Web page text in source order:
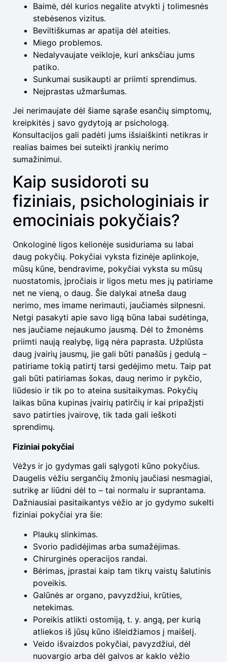
Baimė, dėl kurios negalite atvykti į tolimesnės
stebėsenos vizitus.
Beviltiškumas ar apatija dėl ateities.
Miego problemos.
Nedalyvaujate veikloje, kuri anksčiau jums
patiko.
Sunkumai susikaupti ar priimti sprendimus.
Neįprastas užmaršumas.
Jei nerimaujate dėl šiame sąraše esančių simptomų,
kreipkitės į savo gydytoją ar psichologą.
Konsultacijos gali padėti jums išsiaiškinti netikras ir
realias baimes bei suteikti įrankių nerimo
sumažinimui.
Kaip susidoroti su
fiziniais, psichologiniais ir
emociniais pokyčiais?
Onkologinė ligos kelionėje susiduriama su labai
daug pokyčių. Pokyčiai vyksta fizinėje aplinkoje,
mūsų kūne, bendravime, pokyčiai vyksta su mūsų
nuostatomis, įpročiais ir ligos metu mes jų patiriame
net ne vieną, o daug. Šie dalykai atneša daug
nerimo, mes imame nerimauti, jaučiamės silpnesni.
Netgi pasakyti apie savo ligą būna labai sudėtinga,
nes jaučiame nejaukumo jausmą. Dėl to žmonėms
priimti naują realybę, ligą nėra paprasta. Užplūsta
daug įvairių jausmų, jie gali būti panašūs į gedulą –
patiriame tokią patirtį tarsi gedėjimo metu. Taip pat
gali būti patiriamas šokas, daug nerimo ir pykčio,
liūdesio ir tik po to ateina susitaikymas. Pokyčių
laikas būna kupinas įvairių patirčių ir kai pripažįsti
savo patirties įvairovę, tik tada gali ieškoti
sprendimų.
Fiziniai pokyčiai
Vėžys ir jo gydymas gali sąlygoti kūno pokyčius.
Daugelis vėžiu sergančių žmonių jaučiasi nesmagiai,
sutrikę ar liūdni dėl to – tai normalu ir suprantama.
Dažniausiai pasitaikantys vėžio ar jo gydymo sukelti
fiziniai pokyčiai yra šie:
Plaukų slinkimas.
Svorio padidėjimas arba sumažėjimas.
Chirurginės operacijos randai.
Bėrimas, įprastai kaip tam tikrų vaistų šalutinis
poveikis.
Galūnės ar organo, pavyzdžiui, krūties,
netekimas.
Poreikis atlikti ostomiją, t. y. angą, per kurią
atliekos iš jūsų kūno išleidžiamos į maišelį.
Veido išvaizdos pokyčiai, pavyzdžiui, dėl
nuovargio arba dėl galvos ar kaklo vėžio